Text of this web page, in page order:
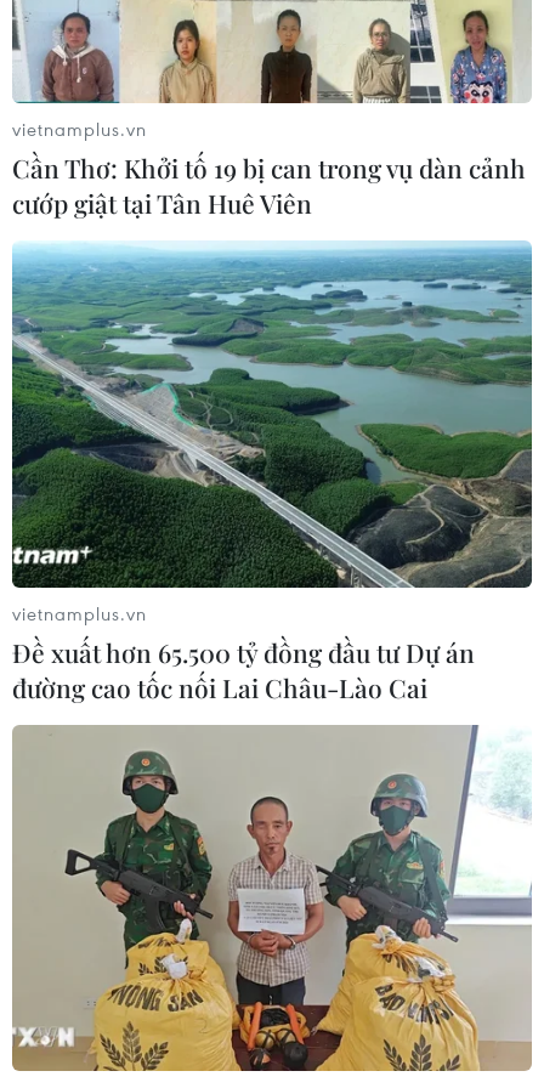
NAPAS, BIDV và Weixin Pay mở rộng
thanh toán QR Việt Nam-Trung
Quốc
06/08/2026 07:34
Làn sóng tấn công mạng nhằm vào
các quỹ đầu cơ lớn của Mỹ
06/08/2026 06:47
Đồng USD trước bước ngoặt do đồng
yen mạnh lên và số liệu việc làm Mỹ
06/08/2026 05:14
Lãi suất ngân hàng ngày 6/8: Kỳ hạn
3 tháng đang được mức lãi suất tối đa
06/08/2026 00:06
Mỹ phát tín hiệu ủng hộ ổn định
đồng won của Hàn Quốc
05/08/2026 23:26
Mỹ hoàn trả khoảng 100 tỷ USD thuế
quan sau phán quyết của Tòa án Tối
05/08/2026 22:58
vietnamplus.vn
Cần Thơ: Khởi tố 19 bị can trong vụ dàn cảnh
cướp giật tại Tân Huê Viên
vietnamplus.vn
Đề xuất hơn 65.500 tỷ đồng đầu tư Dự án
đường cao tốc nối Lai Châu-Lào Cai